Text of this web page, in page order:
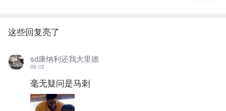
这些回复亮了
sd康纳利还我大里德
06-02
毫无疑问是马刺